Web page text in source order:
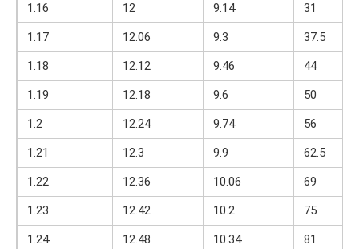
1.16
12 9.14
31
1.17
12.06 9.3
37.5
1.18
12.12 9.46
44
1.19
12.18 9.6
50
1.2
12.24 9.74
56
1.21
12.3 9.9
62.5
1.22
12.36 10.06
69
1.23
12.42 10.2
75
1.24
12.48 10.34
81